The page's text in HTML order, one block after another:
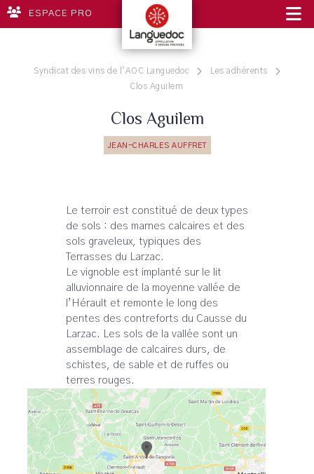
ESPACE PRO
Syndicat des vins de l'AOC Languedoc
Les adhérents
Clos Aguilem
Clos Aguilem
JEAN-CHARLES AUFFRET
Le terroir est constitué de deux types
de sols : des marnes calcaires et des
sols graveleux, typiques des
Terrasses du Larzac.
Le vignoble est implanté sur le lit
alluvionnaire de la moyenne vallée de
l’Hérault et remonte le long des
pentes des contreforts du Causse du
Larzac. Les sols de la vallée sont un
assemblage de calcaires durs, de
schistes, de sable et de ruffes ou
terres rouges.